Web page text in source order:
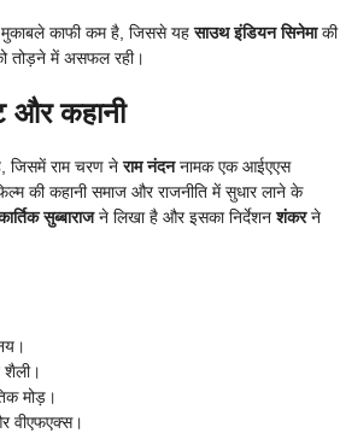
मुकाबले काफी कम है, जिससे यहसाउथ इंडियन सिनेमाकी
तोड़ने में असफल रही।
और कहानी
जिसमें राम चरण नेराम नंदननामक एक आईएएस
की कहानी समाज और राजनीति में सुधार लाने के
सुब्बाराजने लिखा है और इसका निर्देशनशंकरने
शैली।
मोड़।
वीएफएक्स।